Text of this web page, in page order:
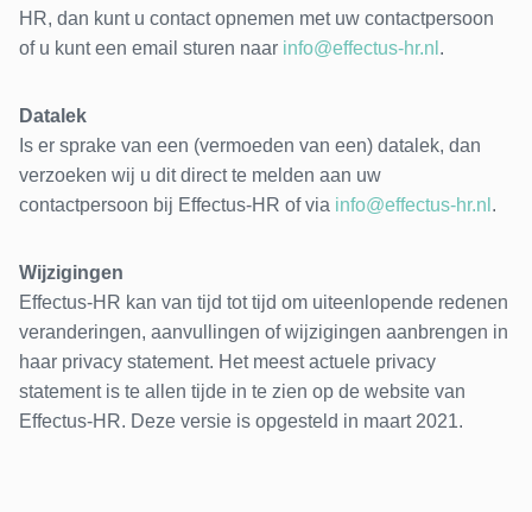
HR, dan kunt u contact opnemen met uw contactpersoon
of u kunt een email sturen naar info@effectus-hr.nl .
Datalek
Is er sprake van een (vermoeden van een) datalek, dan
verzoeken wij u dit direct te melden aan uw
contactpersoon bij Effectus-HR of via info@effectus-hr.nl .
Wijzigingen
Effectus-HR kan van tijd tot tijd om uiteenlopende redenen
veranderingen, aanvullingen of wijzigingen aanbrengen in
haar privacy statement. Het meest actuele privacy
statement is te allen tijde in te zien op de website van
Effectus-HR. Deze versie is opgesteld in maart 2021.